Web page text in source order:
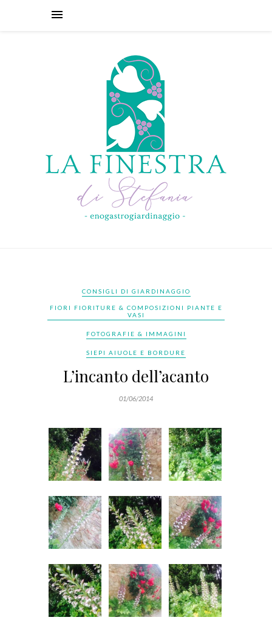
CONSIGLI DI GIARDINAGGIO
FIORI FIORITURE & COMPOSIZIONI PIANTE E
VASI
FOTOGRAFIE & IMMAGINI
SIEPI AIUOLE E BORDURE
L’incanto dell’acanto
01/06/2014